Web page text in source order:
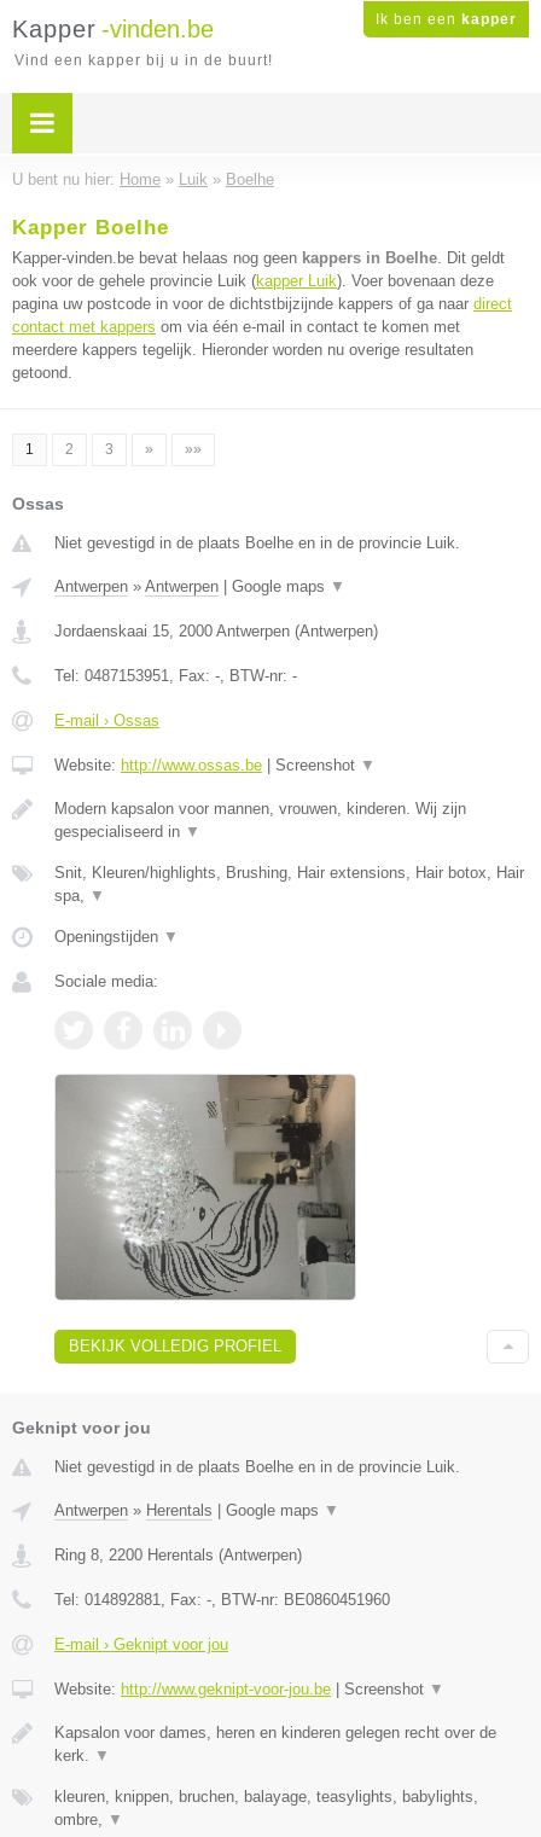
Ik ben een kapper
Kapper -vinden.be
Vind een kapper bij u in de buurt!
U bent nu hier: Home » Luik » Boelhe
Kapper Boelhe
Kapper-vinden.be bevat helaas nog geen kappers in Boelhe. Dit geldt
ook voor de gehele provincie Luik (kapper Luik). Voer bovenaan deze
pagina uw postcode in voor de dichtstbijzijnde kappers of ga naar direct
contact met kappers om via één e-mail in contact te komen met
meerdere kappers tegelijk. Hieronder worden nu overige resultaten
getoond.
1 2 3 » »»
Ossas
Niet gevestigd in de plaats Boelhe en in de provincie Luik.
Antwerpen » Antwerpen Google maps ▼
Jordaenskaai 15, 2000 Antwerpen (Antwerpen)
Tel: 0487153951, Fax: -, BTW-nr: -
E-mail › Ossas
Website: http://www.ossas.be Screenshot ▼
Modern kapsalon voor mannen, vrouwen, kinderen. Wij zijn
gespecialiseerd in ▼
Snit, Kleuren/highlights, Brushing, Hair extensions, Hair botox, Hair
spa, ▼
Openingstijden ▼
Sociale media:
BEKIJK VOLLEDIG PROFIEL
Geknipt voor jou
Niet gevestigd in de plaats Boelhe en in de provincie Luik.
Antwerpen » Herentals | Google maps ▼
Ring 8 2200 Herentals (Antwerpen)
Tel: 014892881 , Fax: - , BTW-nr: BE0860451960
E-mail › Geknipt voor jou
Website: http://www.geknipt-voor-jou.be | Screenshot ▼
Kapsalon voor dames, heren en kinderen gelegen recht over de
kerk.
▼
kleuren, knippen, bruchen, balayage, teasylights, babylights,
ombre,
▼